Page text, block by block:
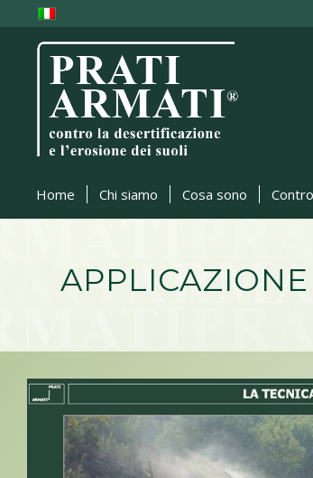
Home Chi siamo Cosa sono